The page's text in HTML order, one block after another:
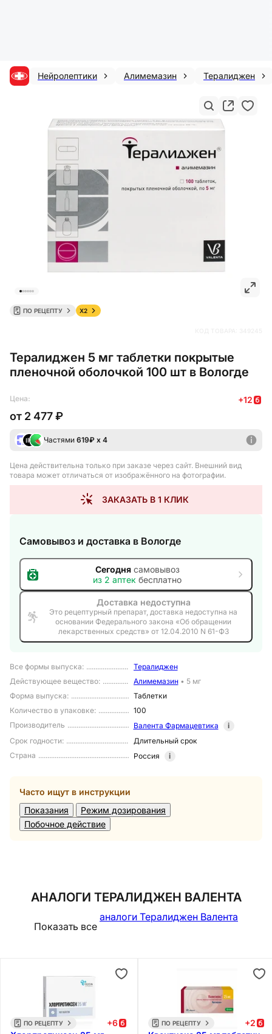
Нейролептики Алимемазин Тералиджен
Тералиджен 5 мг таблетки покрытые
пленочной оболочкой 100 шт в Вологде
ПО РЕЦЕПТУ X2
Все формы выпуска:
Тералиджен
Действующее вещество: Алимемазин• 5 мг
Форма выпуска:
Таблетки
Количество в упаковке:
100
Производитель
Валента Фармацевтика
i
Срок годности:
Длительный срок
Страна
Россия i
Часто ищут в инструкции
Показания
Режим дозирования
Побочное действие
Цена: +12
от 2 477 ₽
Частями 619₽ х 4
Цена действительна только при заказе через сайт. Внешний вид
товара может отличаться от изображённого на фотографии.
ЗАКАЗАТЬ В 1 КЛИК
Самовывоз и доставка в Вологде
Сегоднясамовывоз
из 2 аптек бесплатно
Доставка недоступна
Это рецептурный препарат, доставка недоступна на
основании Федерального закона «Об обращении
лекарственных средств» от 12.04.2010 N 61-ФЗ
АНАЛОГИ ТЕРАЛИДЖЕН ВАЛЕНТА
Показать все
аналоги Тералиджен Валента
ПО РЕЦЕПТУ +6
ПО РЕЦЕПТУ +2